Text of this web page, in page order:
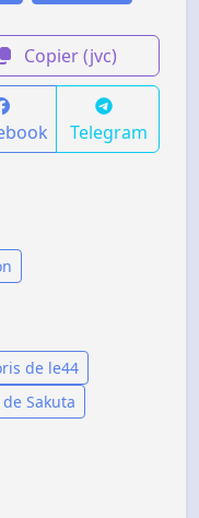
Copier (jvc)
Telegram
de le44
Sakuta